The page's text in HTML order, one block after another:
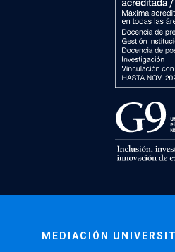
MEDIACIÓN